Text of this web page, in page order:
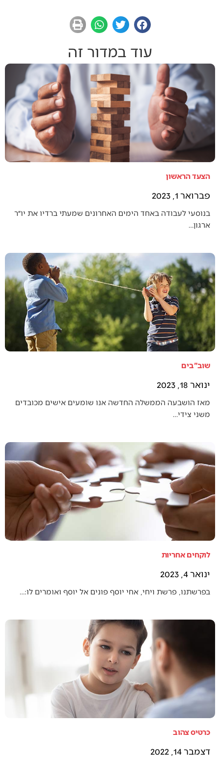
עוד במדור זה
הצעד הראשון
פברואר 1, 2023
בנוסעי לעבודה באחד הימים האחרונים שמעתי ברדיו את יו״ר
ארגון…
שוב"בים
ינואר 18, 2023
מאז הושבעה הממשלה החדשה אנו שומעים אישים מכובדים
משני צידי…
לוקחים אחריות
ינואר 4, 2023
בפרשתנו, פרשת ויחי, אחי יוסף פונים אל יוסף ואומרים לו:…
כרטיס צהוב
דצמבר 14, 2022